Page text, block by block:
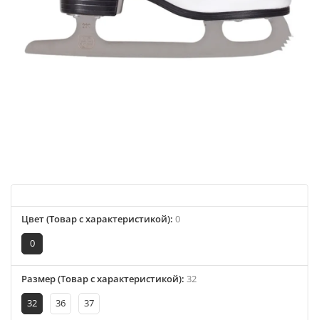
Цвет (Товар с характеристикой): 0
0
Размер (Товар с характеристикой): 32
32
36 37